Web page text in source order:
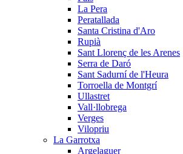
La Pera
Peratallada
Santa Cristina d'Aro
Rupià
Sant Llorenç de les Arenes
Serra de Daró
Sant Sadurní de l'Heura
Torroella de Montgrí
Ullastret
Vall·llobrega
Verges
Vilopriu
La Garrotxa
Argelaguer